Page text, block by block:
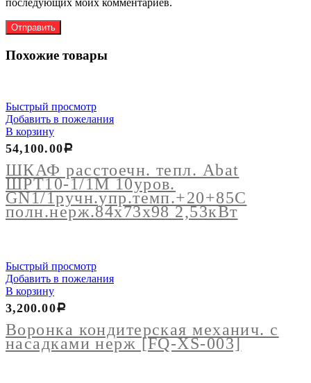
Похожие товары
Быстрый просмотр
Добавить в пожелания
В корзину
ШКАФ расстоечн. тепл. Abat
ШРТ10-1/1М 10уров.
GN1/1ручн.упр.темп.+20+85С
полн.нерж.84х73х98 2,53кВт
54,100.00Р
Быстрый просмотр
Добавить в пожелания
В корзину
Воронка кондитерская механич. с
насадками нерж [FQ-XS-003]
3,200.00Р